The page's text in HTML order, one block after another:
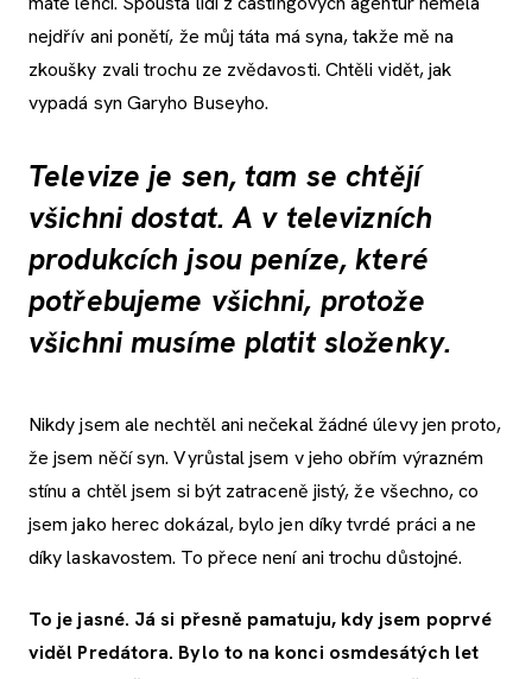
nejdřív ani ponětí, že můj táta má syna, takže mě na
zkoušky zvali trochu ze zvědavosti. Chtěli vidět, jak
vypadá syn Garyho Buseyho.
Televize je sen, tam se chtějí
všichni dostat. A v televizních
produkcích jsou peníze, které
potřebujeme všichni, protože
všichni musíme platit složenky.
Nikdy jsem ale nechtěl ani nečekal žádné úlevy jen proto,
že jsem něčí syn. Vyrůstal jsem v jeho obřím výrazném
stínu a chtěl jsem si být zatraceně jistý, že všechno, co
jsem jako herec dokázal, bylo jen díky tvrdé práci a ne
díky laskavostem. To přece není ani trochu důstojné.
To je jasné. Já si přesně pamatuju, kdy jsem poprvé
viděl Predátora. Bylo to na konci osmdesátých let